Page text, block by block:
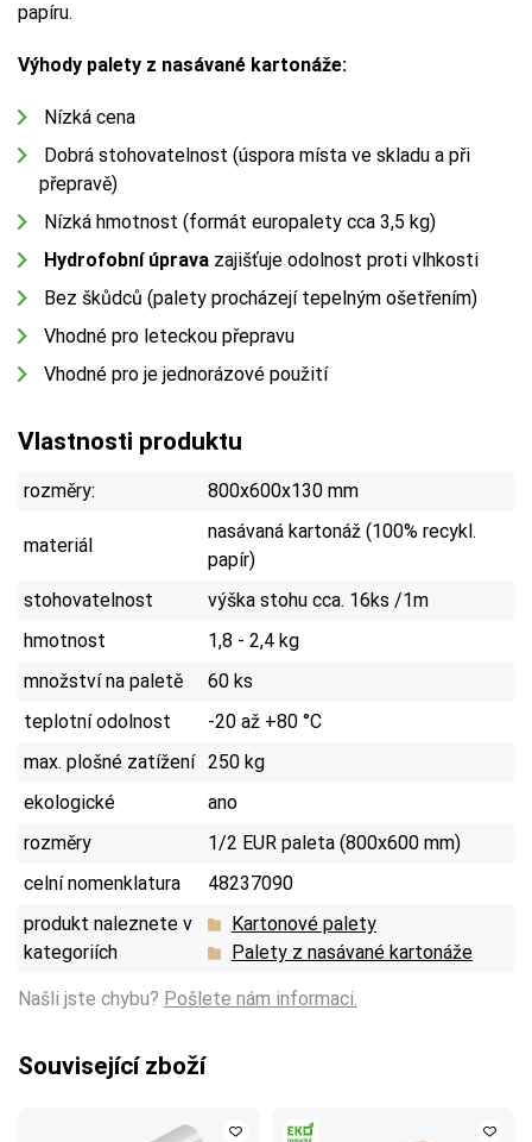
papíru.
Výhody palety z nasávané kartonáže:
Nízká cena
Dobrá stohovatelnost (úspora místa ve skladu a při
přepravě)
Nízká hmotnost (formát europalety cca 3,5 kg)
Hydrofobní úprava zajišťuje odolnost proti vlhkosti
Bez škůdců (palety procházejí tepelným ošetřením)
Vhodné pro leteckou přepravu
Vhodné pro je jednorázové použití
Vlastnosti produktu
rozměry: 800x600x130 mm
materiál
nasávaná kartonáž (100% recykl.
papír)
stohovatelnost
výška stohu cca. 16ks /1m
hmotnost
1,8 - 2,4 kg
množství na paletě
60 ks
teplotní odolnost
-20 až +80 °C
max. plošné zatížení 250 kg
ekologické
ano
rozměry
1/2 EUR paleta (800x600 mm)
celní nomenklatura
48237090
produkt naleznete v
kategoriích
Kartonové palety
Palety z nasávané kartonáže
Našli jste chybu? Pošlete nám informaci.
Související zboží